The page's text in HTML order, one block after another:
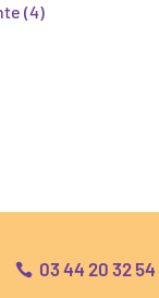
(4)
 03 44 20 32 54